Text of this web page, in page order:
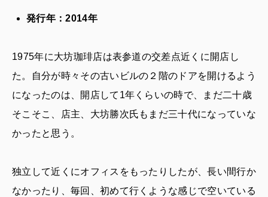
発行年：2014年
1975年に大坊珈琲店は表参道の交差点近くに開店し
た。自分が時々その古いビルの２階のドアを開けるよう
になったのは、開店して1年くらいの時で、まだ二十歳
そこそこ、店主、大坊勝次氏もまだ三十代になっていな
かったと思う。
独立して近くにオフィスをもったりしたが、長い間行か
なかったり、毎回、初めて行くような感じで空いている